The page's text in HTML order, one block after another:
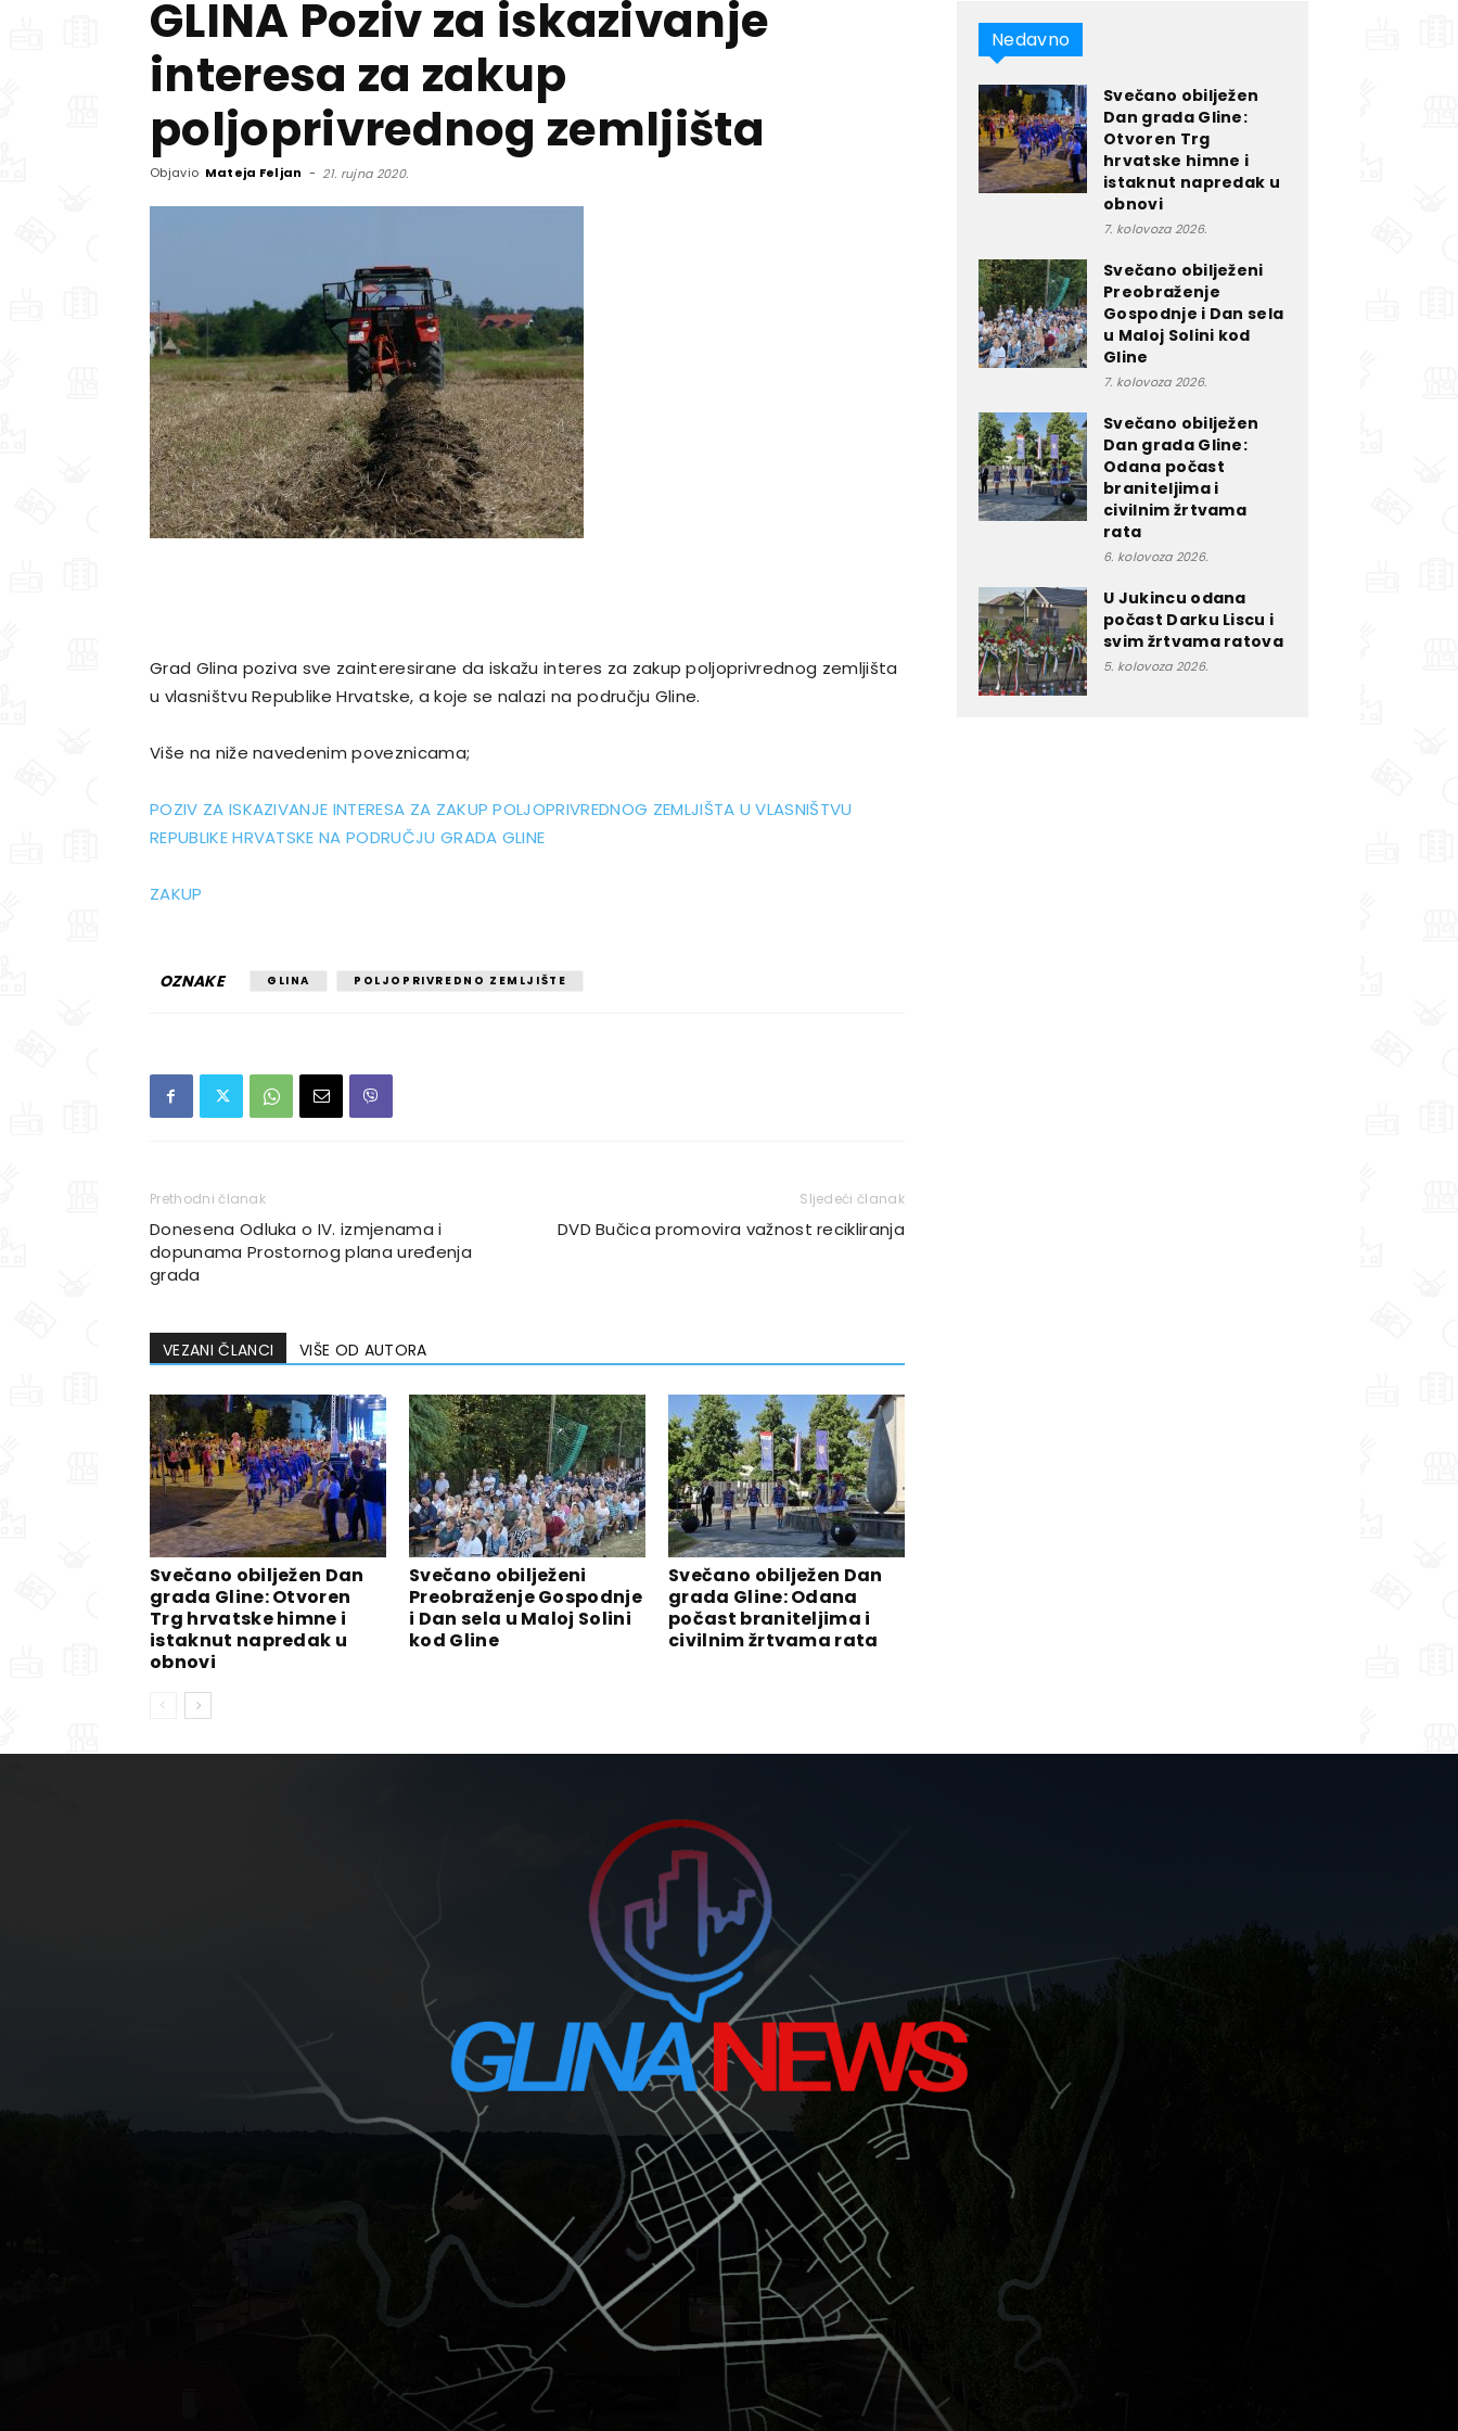
GLINA Poziv za iskazivanje
interesa za zakup
poljoprivrednog zemljišta
Objavio Mateja Feljan - 21. rujna 2020.
Grad Glina poziva sve zainteresirane da iskažu interes za zakup poljoprivrednog zemljišta
u vlasništvu Republike Hrvatske, a koje se nalazi na području Gline.
Više na niže navedenim poveznicama;
POZIV ZA ISKAZIVANJE INTERESA ZA ZAKUP POLJOPRIVREDNOG ZEMLJIŠTA U VLASNIŠTVU
REPUBLIKE HRVATSKE NA PODRUČJU GRADA GLINE
ZAKUP
OZNAKE GLINA POLJOPRIVREDNO ZEMLJIŠTE
Prethodni članak
Donesena Odluka o IV. izmjenama i
dopunama Prostornog plana uređenja
grada
Sljedeći članak
DVD Bučica promovira važnost recikliranja
VEZANI ČLANCI VIŠE OD AUTORA
Svečano obilježen Dan
grada Gline: Otvoren
Trg hrvatske himne i
istaknut napredak u
obnovi
Svečano obilježeni
Preobraženje Gospodnje
i Dan sela u Maloj Solini
kod Gline
Svečano obilježen Dan
grada Gline: Odana
počast braniteljima i
civilnim žrtvama rata
Nedavno
Svečano obilježen
Dan grada Gline:
Otvoren Trg
hrvatske himne i
istaknut napredak u
obnovi
7. kolovoza 2026.
Svečano obilježeni
Preobraženje
Gospodnje i Dan sela
u Maloj Solini kod
Gline
7. kolovoza 2026.
Svečano obilježen
Dan grada Gline:
Odana počast
braniteljima i
civilnim žrtvama
rata
6. kolovoza 2026.
U Jukincu odana
počast Darku Liscu i
svim žrtvama ratova
5. kolovoza 2026.